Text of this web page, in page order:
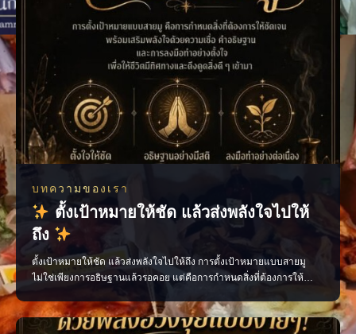
บทความของเรา
ตั้งเป้าหมายให้ชัด แล้วส่งพลังใจไปให้
ถึง
ตั้งเป้าหมายให้ชัด แล้วส่งพลังใจไปให้ถึง การตั้งเป้าหมายแบบสายมู
ไม่ใช่เพียงการอธิษฐานแล้วรอคอย แต่คือการกำหนดสิ่งที่ต้องการให้
เดินไปพร้อมกับ “การกระทำ” ทุกก้าวที่ทำจะค่อย ๆ พาเราเข้าใกล้เป้า
หมายมากขึ้น ตั้งใจให้ชัด อธิษฐานอย่าง